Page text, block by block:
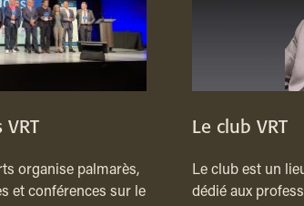
VRT
organise palmarès,
et conférences sur le
Le club VRT
Le club est un
dédié aux